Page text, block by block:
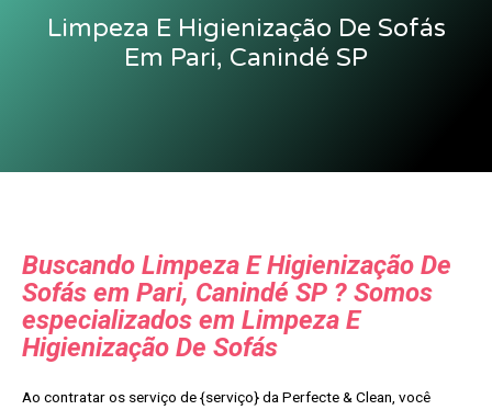
Limpeza E Higienização De Sofás
Em Pari, Canindé SP
Buscando Limpeza E Higienização De
Sofás em Pari, Canindé SP ? Somos
especializados em Limpeza E
Higienização De Sofás
Ao contratar os serviço de {serviço} da Perfecte & Clean, você